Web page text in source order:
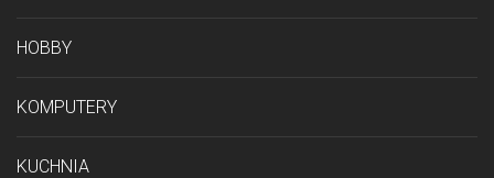
HOBBY
KOMPUTERY
KUCHNIA